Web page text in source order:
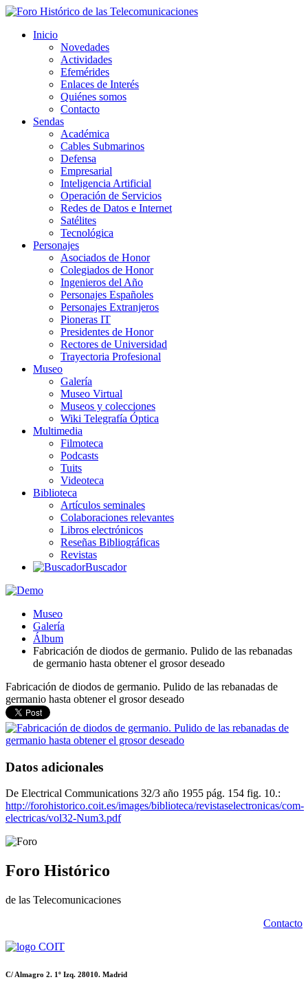
Inicio
Novedades
Actividades
Efemérides
Enlaces de Interés
Quiénes somos
Contacto
Sendas
Académica
Cables Submarinos
Defensa
Empresarial
Inteligencia Artificial
Operación de Servicios
Redes de Datos e Internet
Satélites
Tecnológica
Personajes
Asociados de Honor
Colegiados de Honor
Ingenieros del Año
Personajes Españoles
Personajes Extranjeros
Pioneras IT
Presidentes de Honor
Rectores de Universidad
Trayectoria Profesional
Museo
Galería
Museo Virtual
Museos y colecciones
Wiki Telegrafía Óptica
Multimedia
Filmoteca
Podcasts
Tuits
Videoteca
Biblioteca
Artículos seminales
Colaboraciones relevantes
Libros electrónicos
Reseñas Bibliográficas
Revistas
Buscador
Museo
Galería
Álbum
Fabricación de diodos de germanio. Pulido de las rebanadas
de germanio hasta obtener el grosor deseado
Fabricación de diodos de germanio. Pulido de las rebanadas de
germanio hasta obtener el grosor deseado
Datos adicionales
De Electrical Communications 32/3 año 1955 pág. 154 fig. 10.:
http://forohistorico.coit.es/images/biblioteca/revistaselectronicas/com-
electricas/vol32-Num3.pdf
Foro Histórico
de las Telecomunicaciones
Contacto
C/ Almagro 2. 1º Izq. 28010. Madrid